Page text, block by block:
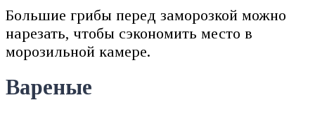
Большие грибы перед заморозкой можно
нарезать, чтобы сэкономить место в
морозильной камере.
Вареные